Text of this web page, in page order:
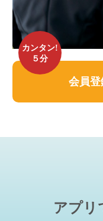
カンタン!
５分
会員
アプリ